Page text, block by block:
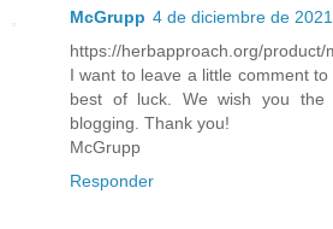
McGrupp 4 de diciembre de
https://herbapproach.org/product/
I want to leave a little comment
best of luck. We wish you
blogging. Thank you!
McGrupp
Responder